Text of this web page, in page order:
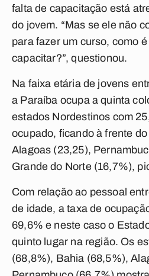
falta de capacitação está
do jovem. “Mas se ele não
para fazer um curso, como
capacitar?”, questionou.
Na faixa etária de jovens
a Paraíba ocupa a quinta
estados Nordestinos com
ocupado, ficando à frente
Alagoas (23,25),
Grande do Norte (16,7%),
Com relação ao pessoal
de idade, a taxa de
69,6% e neste caso o
quinto lugar na região. Os
(68,8%), Bahia (68,5%),